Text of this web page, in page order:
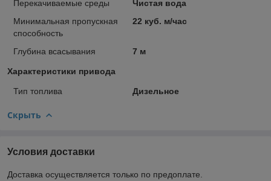
Перекачиваемые среды
Чистая вода
Минимальная пропускная
способность
22 куб. м/час
Глубина всасывания 7 м
Характеристики привода
Тип топлива Дизельное
Скрыть
Условия доставки
Доставка осуществляется только по предоплате.